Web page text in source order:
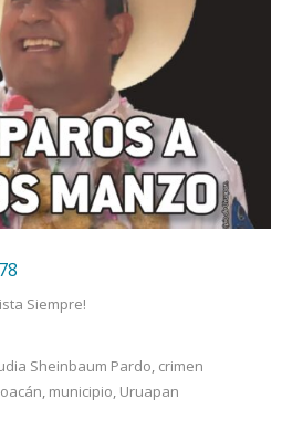
Siempre!
Sheinbaum Pardo crimen
municipio Uruapan